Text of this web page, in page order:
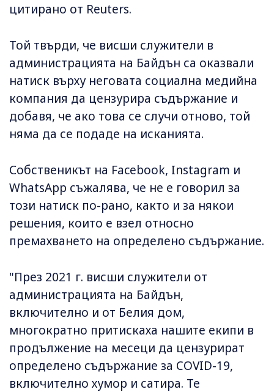
цитирано от Reuters.
Той твърди, че висши служители в
администрацията на Байдън са оказвали
натиск върху неговата социална медийна
компания да цензурира съдържание и
добавя, че ако това се случи отново, той
няма да се подаде на исканията.
Собственикът на Facebook, Instagram и
WhatsApp съжалява, че не е говорил за
този натиск по-рано, както и за някои
решения, които е взел относно
премахването на определено съдържание.
"През 2021 г. висши служители от
администрацията на Байдън,
включително и от Белия дом,
многократно притискаха нашите екипи в
продължение на месеци да цензурират
определено съдържание за COVID-19,
включително хумор и сатира. Те